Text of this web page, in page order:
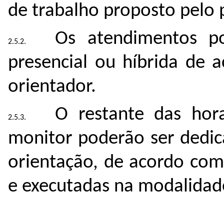
de trabalho proposto pelo
Os atendimentos
presencial ou híbrida de
orientador.
O restante das
monitor poderão ser
orientação, de acordo
e executadas na